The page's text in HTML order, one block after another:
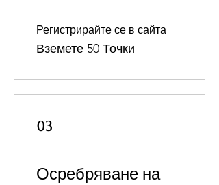
Регистрирайте се в сайта
Вземете 50 Точки
03
Осребряване на